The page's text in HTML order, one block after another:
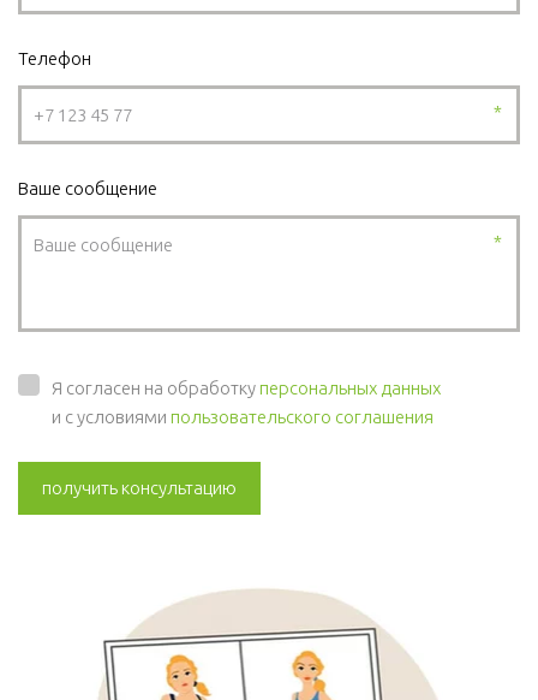
Телефон
*
Ваше сообщение
*
Я согласен на обработкуперсональных данных
и с условиями пользовательского соглашения
получить консультацию